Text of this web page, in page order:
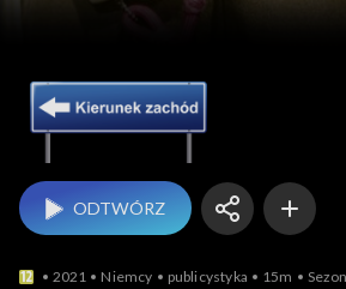
ODTWÓRZ
2021 Niemcy publicystyka 15m